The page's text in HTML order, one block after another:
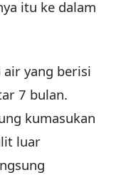
itu ke dalam
yang berisi
7 bulan.
kumasukan
luar